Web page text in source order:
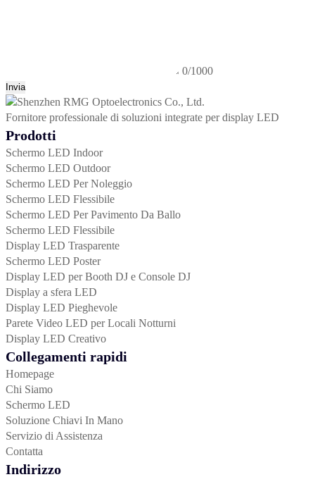
0/1000
Invia
Fornitore professionale di soluzioni integrate per display LED
Prodotti
Schermo LED Indoor
Schermo LED Outdoor
Schermo LED Per Noleggio
Schermo LED Flessibile
Schermo LED Per Pavimento Da Ballo
Schermo LED Flessibile
Display LED Trasparente
Schermo LED Poster
Display LED per Booth DJ e Console DJ
Display a sfera LED
Display LED Pieghevole
Parete Video LED per Locali Notturni
Display LED Creativo
Collegamenti rapidi
Homepage
Chi Siamo
Schermo LED
Soluzione Chiavi In Mano
Servizio di Assistenza
Contatta
Indirizzo